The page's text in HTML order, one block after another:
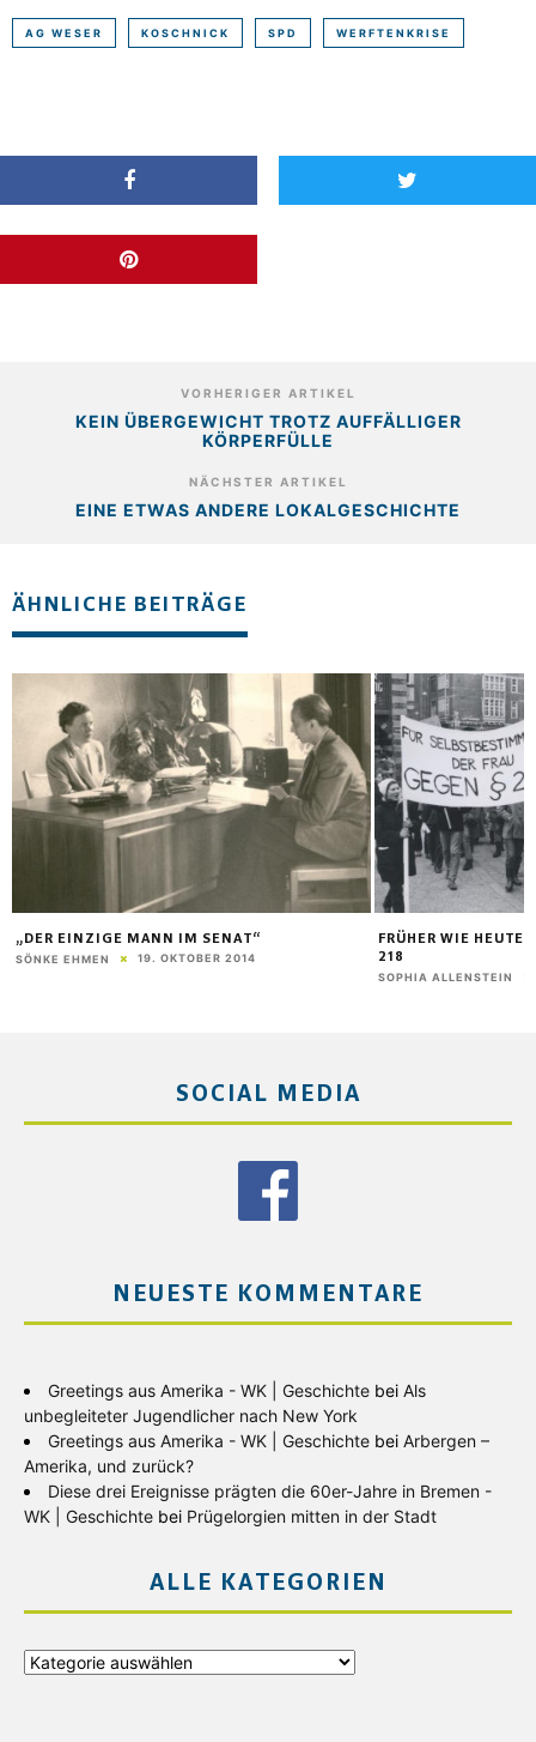
AG WESER KOSCHNICK SPD WERFTENKRISE
VORHERIGER ARTIKEL
KEIN ÜBERGEWICHT TROTZ AUFFÄLLIGER
KÖRPERFÜLLE
NÄCHSTER ARTIKEL
EINE ETWAS ANDERE LOKALGESCHICHTE
ÄHNLICHE BEITRÄGE
„DER EINZIGE MANN IM SENAT“
SÖNKE EHMEN 19. OKTOBER 2014
FRÜHER WIE
218
SOPHIA ALLENSTEIN
SOCIAL MEDIA
NEUESTE KOMMENTARE
Greetings aus Amerika - WK | Geschichte bei Als
unbegleiteter Jugendlicher nach New York
Greetings aus Amerika - WK | Geschichte bei Arbergen –
Amerika, und zurück?
Diese drei Ereignisse prägten die 60er-Jahre in Bremen -
WK | Geschichte bei Prügelorgien mitten in der Stadt
ALLE KATEGORIEN
Alle